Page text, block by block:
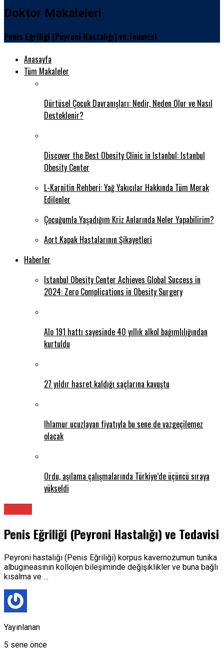
Doktor Makaleleri
Penis Eğriliği (Peyroni Hastalığı) ve Tedavisi
Anasayfa
Tüm Makaleler
Dürtüsel Çocuk Davranışları: Nedir, Neden Olur ve Nasıl
Desteklenir?
Discover the Best Obesity Clinic in Istanbul: Istanbul
Obesity Center
L-Karnitin Rehberi: Yağ Yakıcılar Hakkında Tüm Merak
Edilenler
Çocuğumla Yaşadığım Kriz Anlarında Neler Yapabilirim?
Aort Kapak Hastalarının Şikayetleri
Haberler
Istanbul Obesity Center Achieves Global Success in
2024: Zero Complications in Obesity Surgery
Alo 191 hattı sayesinde 40 yıllık alkol bağımlılığından
kurtuldu
27 yıldır hasret kaldığı saçlarına kavuştu
Ihlamur ucuzlayan fiyatıyla bu sene de vazgeçilemez
olacak
Ordu, aşılama çalışmalarında Türkiye’de üçüncü sıraya
yükseldi
Penis Eğriliği (Peyroni Hastalığı) ve Tedavisi
Peyroni hastalığı (Penis Eğriliği) korpus kavernozumun tunika
albugineasının kollojen bileşiminde değişiklikler ve buna bağlı
kısalma ve …
Yayınlanan
5 sene önce